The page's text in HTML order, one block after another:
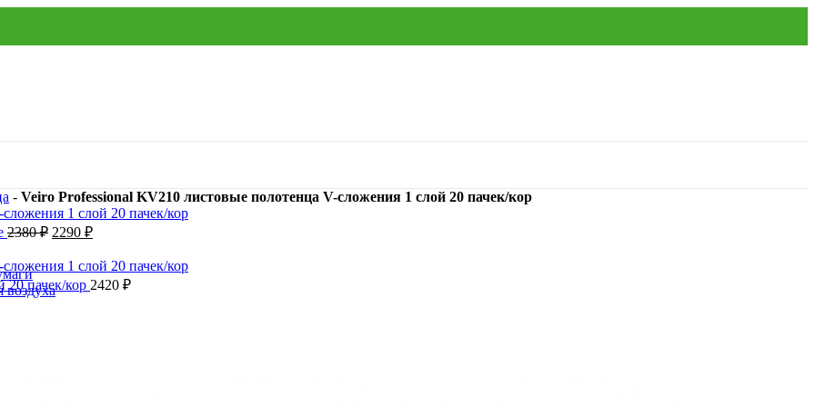
воздуха
- Veiro Professional KV210 листовые полотенца V-сложения 1 слой 20 пачек/кор
2380₽ 2290 ₽
20 пачек/кор 2420 ₽